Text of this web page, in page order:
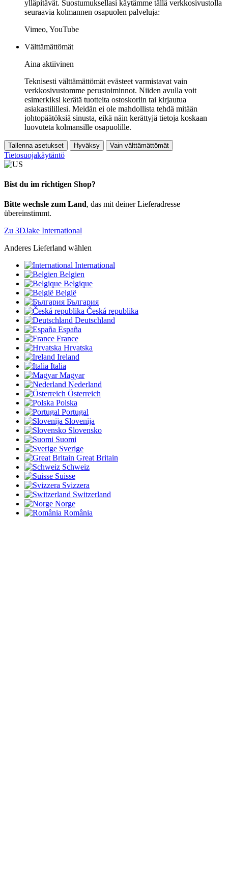
ylläpitävät. Suostumuksellasi käytämme tällä verkkosivustolla
seuraavia kolmannen osapuolen palveluja:
Vimeo, YouTube
Välttämättömät
Aina aktiivinen
Teknisesti välttämättömät evästeet varmistavat vain
verkkosivustomme perustoiminnot. Niiden avulla voit
esimerkiksi kerätä tuotteita ostoskoriin tai kirjautua
asiakastilillesi. Meidän ei ole mahdollista tehdä mitään
johtopäätöksiä sinusta, eikä näin kerättyjä tietoja koskaan
luovuteta kolmansille osapuolille.
Tallenna asetukset Hyväksy Vain välttämättömät
Tietosuojakäytäntö
Bist du im richtigen Shop?
Bitte wechsle zum Land, das mit deiner Lieferadresse
übereinstimmt.
Zu 3DJake International
Anderes Lieferland wählen
International
Belgien
Belgique
België
България
Česká republika
Deutschland
España
France
Hrvatska
Ireland
Italia
Magyar
Nederland
Österreich
Polska
Portugal
Slovenija
Slovensko
Suomi
Sverige
Great Britain
Schweiz
Suisse
Svizzera
Switzerland
Norge
România